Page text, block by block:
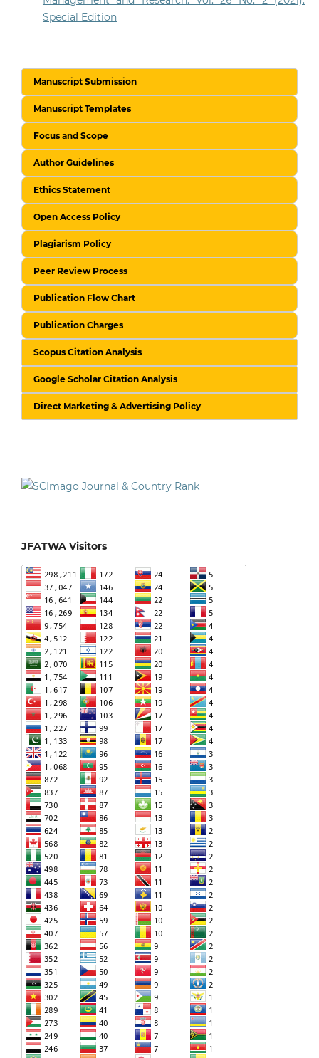
Special Edition
Manuscript Submission
Manuscript Templates
Focus and Scope
Author Guidelines
Ethics Statement
Open Access Policy
Plagiarism Policy
Peer Review Process
Publication Flow Chart
Publication Charges
Scopus Citation Analysis
Google Scholar Citation Analysis
Direct Marketing & Advertising Policy
JFATWA Visitors